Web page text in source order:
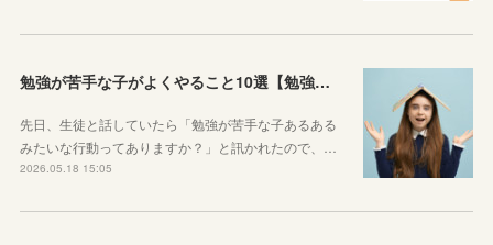
勉強が苦手な子がよくやること10選【勉強苦手あるある】
先日、生徒と話していたら「勉強が苦手な子あるある
みたいな行動ってありますか？」と訊かれたので、…
2026.05.18 15:05